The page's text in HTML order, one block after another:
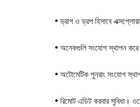
• ড্রাগ ও ড্রপ হিসাবে
• অনেকগুলি সংযোগ স্থাপন
• অটোমেটিক পুনরাং সংযোগ
• রিমোট এডিট করবার সুবিধা।